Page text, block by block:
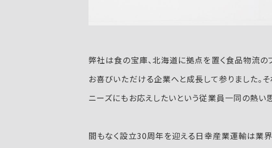
弊社は食の宝庫、北海道に拠点を置く食品物流の
お喜びいただける企業へと成長して参りました。
ニーズにもお応えしたいという従業員一同の熱い
間もなく設立30周年を迎える日幸産業運輸は業界